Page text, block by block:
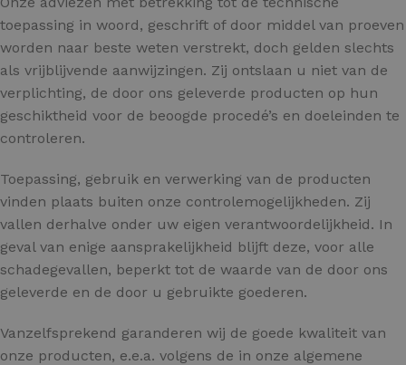
toepassing in woord, geschrift of door middel van proeven
worden naar beste weten verstrekt, doch gelden slechts
als vrijblijvende aanwijzingen. Zij ontslaan u niet van de
verplichting, de door ons geleverde producten op hun
geschiktheid voor de beoogde procedé’s en doeleinden te
controleren.
Toepassing, gebruik en verwerking van de producten
vinden plaats buiten onze controlemogelijkheden. Zij
vallen derhalve onder uw eigen verantwoordelijkheid. In
geval van enige aansprakelijkheid blijft deze, voor alle
schadegevallen, beperkt tot de waarde van de door ons
geleverde en de door u gebruikte goederen.
Vanzelfsprekend garanderen wij de goede kwaliteit van
onze producten, e.e.a. volgens de in onze algemene